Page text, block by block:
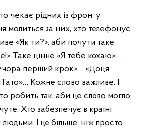
чекає рідних із фронту,
молиться за них, хто телефонує
«Як ти?», аби почути таке
Таке цінне «Я тебе кохаю»…
перший крок»… «Доця
Кожне слово важливе. І
робить так, аби це слово могло
Хто забезпечує в країні
людьми. І це більше, ніж просто